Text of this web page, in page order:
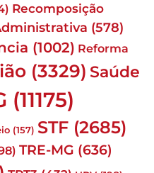
Recomposição
(578)
(1002) Reforma
(3329) Saúde
(11175)
(157) STF (2685)
TRE-MG (636)